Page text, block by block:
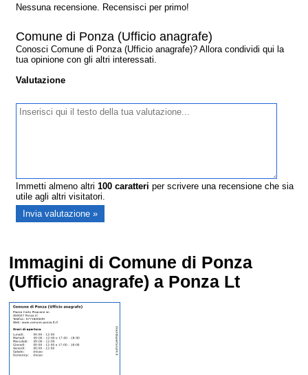
Nessuna recensione. Recensisci per primo!
Comune di Ponza (Ufficio anagrafe)
Conosci Comune di Ponza (Ufficio anagrafe)? Allora condividi qui la
tua opinione con gli altri interessati.
Valutazione
Immetti almeno altri100 caratteri per scrivere una recensione che sia
utile agli altri visitatori.
Immagini di Comune di Ponza
(Ufficio anagrafe) a Ponza Lt